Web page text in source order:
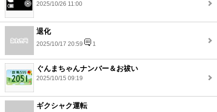
2025/10/26 11:00
退化
2025/10/17 20:59 1
ぐんまちゃんナンバー＆お祓い
2025/10/15 09:19
ギクシャク運転